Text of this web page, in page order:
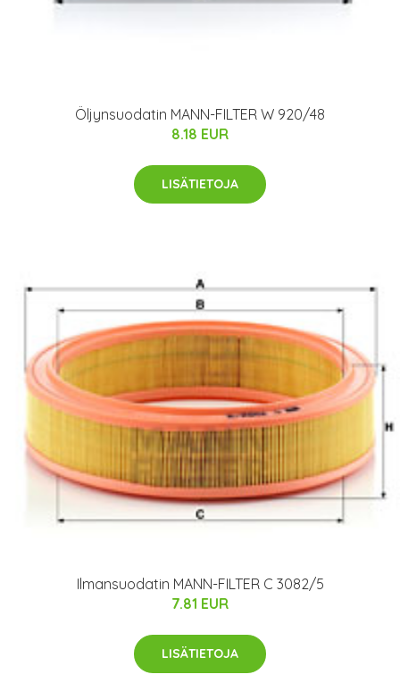
Öljynsuodatin MANN-FILTER W 920/48
8.18 EUR
LISÄTIETOJA
Ilmansuodatin MANN-FILTER C 3082/5
7.81 EUR
LISÄTIETOJA